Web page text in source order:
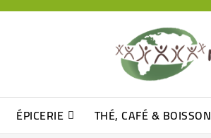
ÉPICERIE THÉ, CAFÉ & BOISSON